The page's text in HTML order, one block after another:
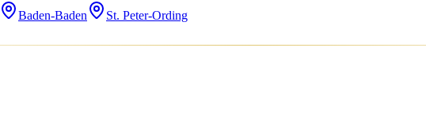
Baden-Baden
St. Peter-Ording